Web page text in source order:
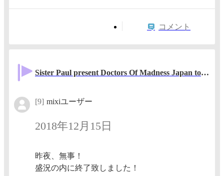
コメント
Sister Paul present Doctors Of Madness Japan tour in Nagoya
[9] mixiユーザー
2018年12月15日
昨夜、無事！
盛況の内に終了致しました！